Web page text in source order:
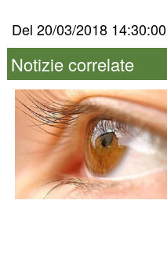
Del 20/03/2018 14:30:00
Notizie correlate